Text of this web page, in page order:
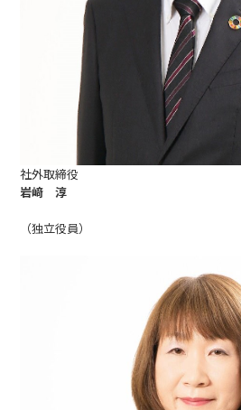
社外取締役
岩﨑 淳
（独立役員）